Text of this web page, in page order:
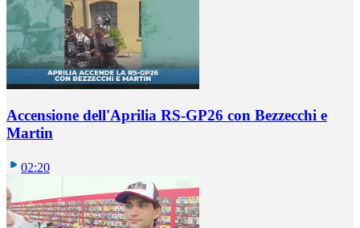
Accensione dell'Aprilia RS-GP26 con Bezzecchi e
Martin
02:20